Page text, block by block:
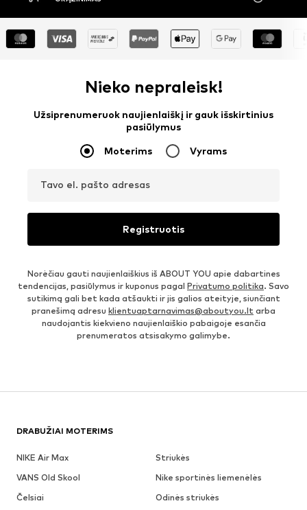
Nieko nepraleisk!
Užsiprenumeruok naujienlaiškį ir gauk išskirtinius
pasiūlymus
Moterims Vyrams
Tavo el. pašto adresas
Registruotis
Norėčiau gauti naujienlaiškius iš ABOUT YOU apie dabartines
tendencijas, pasiūlymus ir kuponus pagal Privatumo politika. Savo
sutikimą gali bet kada atšaukti ir jis galios ateityje, siunčiant
pranešimą adresu klientuaptarnavimas@aboutyou.lt arba
naudojantis kiekvieno naujienlaiškio pabaigoje esančia
prenumeratos atsisakymo galimybe.
DRABUŽIAI MOTERIMS
NIKE Air Max
Striukės
VANS Old Skool
Nike sportinės liemenėlės
Čelsiai
Odinės striukės